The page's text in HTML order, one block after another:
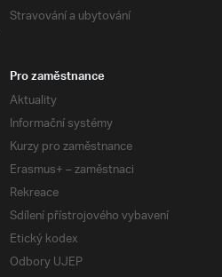
Stravování a ubytování
Pro zaměstnance
Aktuality
Informační systémy
Kurzy pro zaměstnance
Erasmus+ – zaměstnaci
Rekreace
Sdílení přístrojového vybavení
Etický kodex
Odbory UJEP